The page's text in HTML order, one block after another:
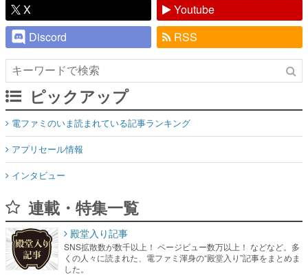
X
Youtube
Discord
RSS
ピックアップ
電ファミのいま読まれている記事ランキング
アプリセール情報
インタビュー
連載・特集一覧
殿堂入り記事
SNS拡散数が数千以上！ ページビュー数万以上！ などなど。多
くの人々に読まれた、電ファミ渾身の“殿堂入り”記事をまとめま
した。